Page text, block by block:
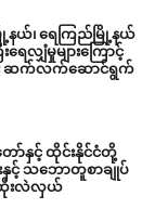
နယ်၊ ရေကြည်မြို့နယ်
ေလျှံမှုများကြောင့်
ဆက်လက်ဆောင်ရွက်
ော်နှင့် ထိုင်းနိုင်ငံတို့
းနှင့် သဘောတူစာချုပ်
ထိုးလဲလှယ်